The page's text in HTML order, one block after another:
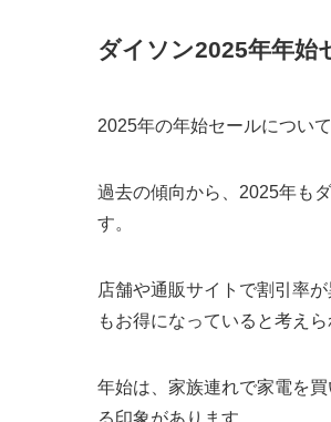
ダイソン2025年年始
2025年の年始セールについ
過去の傾向から、2025年も
す。
店舗や通販サイトで割引率
もお得になっていると考えら
年始は、家族連れで家電を